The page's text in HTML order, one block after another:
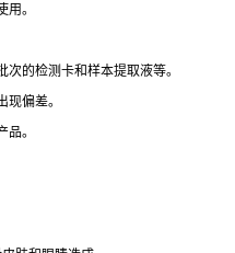
。
的检测卡和样本提取液等。
偏差。
。